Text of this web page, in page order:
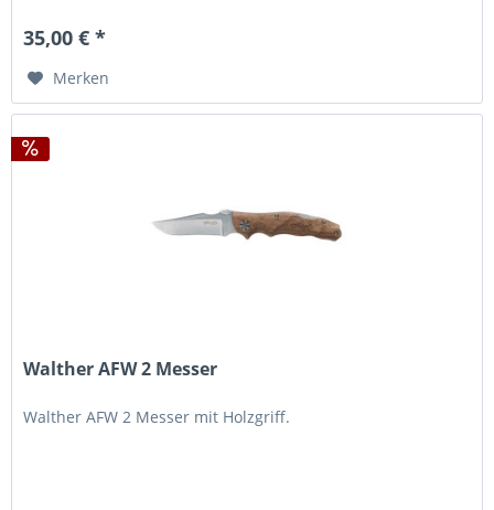
35,00 € *
Merken
Walther AFW 2 Messer
Walther AFW 2 Messer mit Holzgriff.